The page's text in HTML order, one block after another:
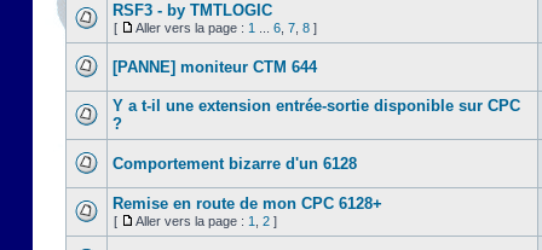
RSF3 - by TMTLOGIC
[ Aller vers la page : 1 6 7 8 ]
[PANNE] moniteur CTM 644
Y a t-il une extension entrée-sortie disponible sur CPC
?
Comportement bizarre d'un 6128
Remise en route de mon CPC 6128+
[ Aller vers la page : 1 2 ]